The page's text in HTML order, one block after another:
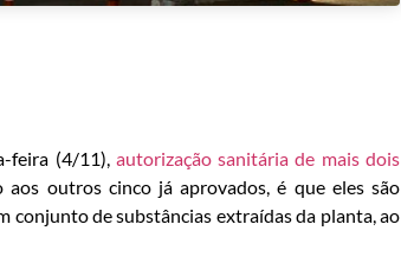
feira (4/11), autorização sanitária de mais dois
outros cinco já aprovados, é que eles são
conjunto de substâncias extraídas da planta, ao